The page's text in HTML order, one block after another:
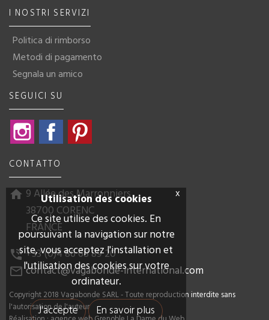
I NOSTRI SERVIZI
Politica di rimborso
Metodi di pagamento
Segnala un amico
SEGUICI SU
InstagramFacebook
CONTATTO
home 9 Allée des Marronniers
38700 CORENC
FRANCE
phone_in_talk+33 (0)4 86 68 89 20
mail_outline contact@vagabonde-international.com
x
Utilisation des cookies
Ce site utilise des cookies. En
poursuivant la navigation sur notre
site, vous acceptez l'installation et
l'utilisation des cookies sur votre
ordinateur.
J'accepte
En savoir plus
Copyright 2018 Vagabonde SARL - Toute reproduction interdite sans
l'autorisation de l'auteur